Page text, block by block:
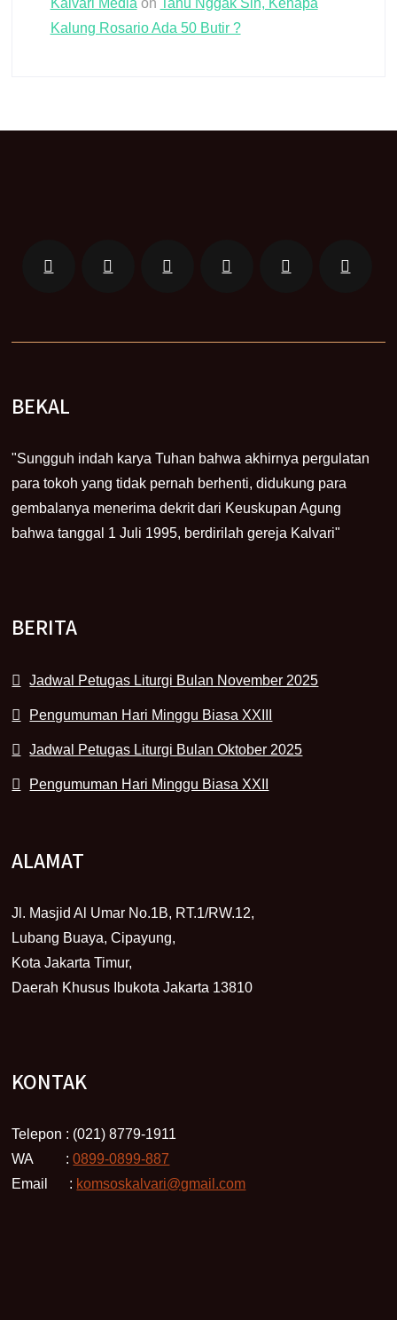
Kalung Rosario Ada 50 Butir ?
BEKAL
"Sungguh indah karya Tuhan bahwa akhirnya pergulatan
para tokoh yang tidak pernah berhenti, didukung para
gembalanya menerima dekrit dari Keuskupan Agung
bahwa tanggal 1 Juli 1995, berdirilah gereja Kalvari"
BERITA
Jadwal Petugas Liturgi Bulan November 2025
Pengumuman Hari Minggu Biasa XXIII
Jadwal Petugas Liturgi Bulan Oktober 2025
Pengumuman Hari Minggu Biasa XXII
ALAMAT
Jl. Masjid Al Umar No.1B, RT.1/RW.12,
Lubang Buaya, Cipayung,
Kota Jakarta Timur,
Daerah Khusus Ibukota Jakarta 13810
KONTAK
Telepon : (021) 8779-1911
WA :0899-0899-887
Email : komsoskalvari@gmail.com